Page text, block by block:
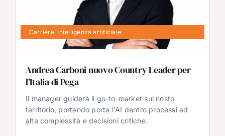
Carriere, Intelligenza artificiale
Andrea Carboni nuovo Country Leader per
l’Italia di Pega
Il manager guiderà il go-to-market sul nosto
territorio, portando porta l'AI dentro processi ad
alta complessità e decisioni critiche.